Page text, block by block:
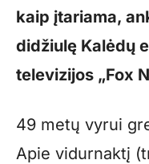
kaip įtariama,
didžiulę Kalėdų
televizijos „Fox
49 metų vyrui
Apie vidurnaktį